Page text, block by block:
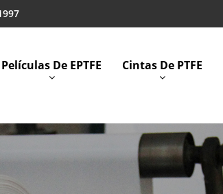
Películas De EPTFE Cintas De PTFE